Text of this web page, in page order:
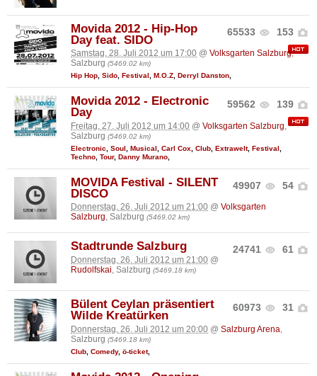
65533 153
Movida 2012 - Hip-Hop
Day feat. SIDO
Samstag, 28. Juli 2012 um 17:00 @ Volksgarten Salzburg,
Salzburg (5469.02 km)
Hip Hop, Sido, Festival , M.O.Z, Derryl Danston,
59562 139
Movida 2012 - Electronic
Day
Freitag, 27. Juli 2012 um 14:00 @ Volksgarten Salzburg,
Salzburg (5469.02 km)
Electronic
Soul Musical Carl Cox Club Extrawelt, Festival
Techno Tour, Danny Murano
49907 54
MOVIDA Festival - SILENT
DISCO
Donnerstag, 26. Juli 2012 um 21:00 @ Volksgarten
Salzburg, Salzburg (5469.02 km)
24741 61
Stadtrunde Salzburg
Donnerstag, 26. Juli 2012 um 21:00 @
Rudolfskai , Salzburg (5469.18 km)
60973 31
Bülent Ceylan präsentiert
Wilde Kreatürken
Donnerstag, 26. Juli 2012 um 20:00 @ Salzburg Arena
Salzburg (5469.18 km)
Club Comedy, ö-ticket,